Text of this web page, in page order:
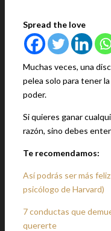
Spread the love
Muchas veces, una
pelea solo para tener
poder.
Si quieres ganar
razón, sino debes
Te recomendamos:
Así podrás ser más
psicólogo de Harvard)
7 conductas que
quererte